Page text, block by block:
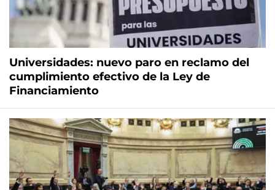
Universidades: nuevo paro en reclamo del
cumplimiento efectivo de la Ley de
Financiamiento